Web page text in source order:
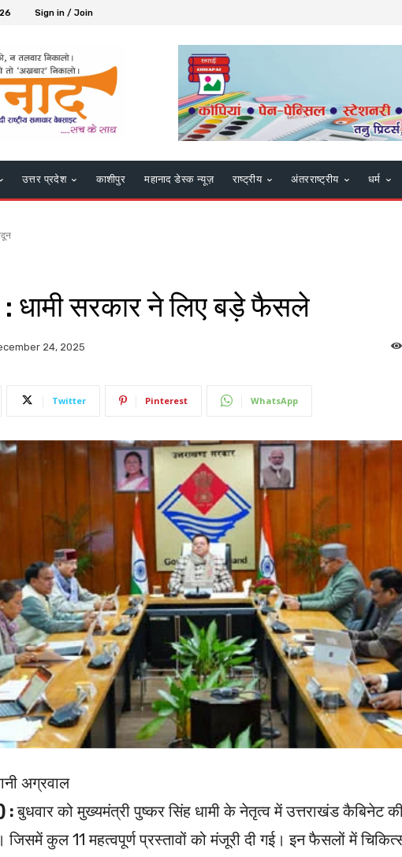
Sign in / Join
उत्तर प्रदेश काशीपुर महानाद डेस्क न्यूज़ राष्ट्रीय अंतरराष्ट्रीय धर्म
धामी सरकार ने लिए बड़े फैसले
24, 2025
Twitter Pinterest WhatsApp
अग्रवाल
:बुधवार को मुख्यमंत्री पुष्कर सिंह धामी के नेतृत्व में उत्तराखंड कैबिनेट
कुल 11 महत्वपूर्ण प्रस्तावों को मंजूरी दी गई। इन फैसलों में